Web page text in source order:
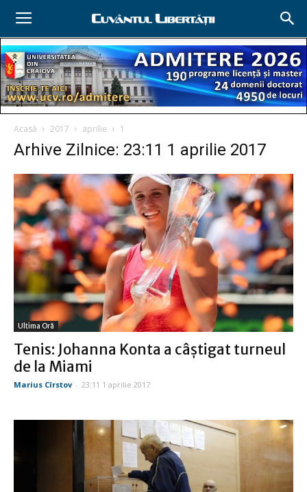
Acasă 2017 aprilie 1
Arhive Zilnice: 23:11 1 aprilie 2017
Ultima Oră
Tenis: Johanna Konta a câştigat turneul
de la Miami
Marius Cîrstov - 23:11 1 aprilie 2017